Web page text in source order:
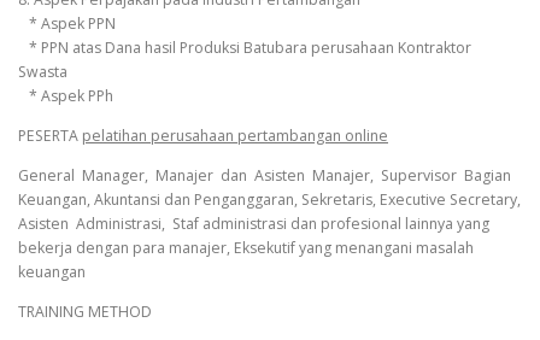
* Aspek PPN
* PPN atas Dana hasil Produksi Batubara perusahaan Kontraktor
Swasta
* Aspek PPh
PESERTA pelatihan perusahaan pertambangan online
General Manager, Manajer dan Asisten Manajer, Supervisor Bagian
Keuangan, Akuntansi dan Penganggaran, Sekretaris, Executive Secretary,
Asisten Administrasi, Staf administrasi dan profesional lainnya yang
bekerja dengan para manajer, Eksekutif yang menangani masalah
keuangan
TRAINING METHOD